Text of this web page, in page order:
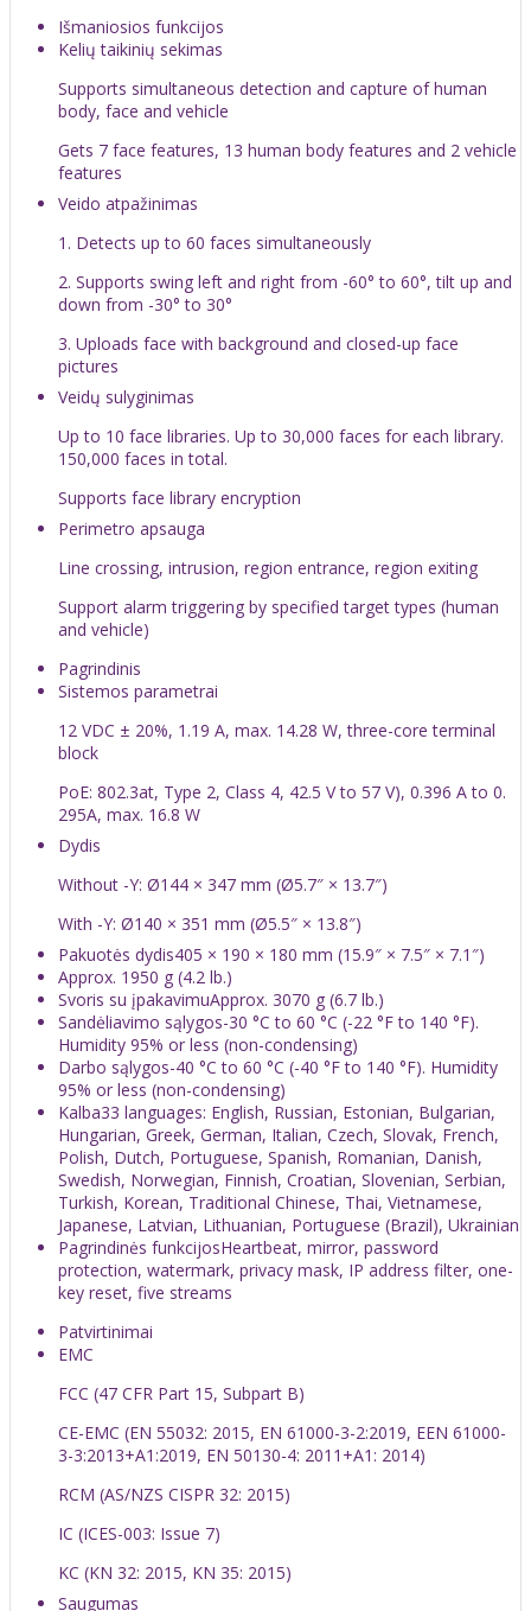
Išmaniosios funkcijos
Kelių taikinių sekimas
Supports simultaneous detection and capture of human
body, face and vehicle
Gets 7 face features, 13 human body features and 2 vehicle
features
Veido atpažinimas
1. Detects up to 60 faces simultaneously
2. Supports swing left and right from -60° to 60°, tilt up and
down from -30° to 30°
3. Uploads face with background and closed-up face
pictures
Veidų sulyginimas
Up to 10 face libraries. Up to 30,000 faces for each library.
150,000 faces in total.
Supports face library encryption
Perimetro apsauga
Line crossing, intrusion, region entrance, region exiting
Support alarm triggering by specified target types (human
and vehicle)
Pagrindinis
Sistemos parametrai
12 VDC ± 20%, 1.19 A, max. 14.28 W, three-core terminal
block
PoE: 802.3at, Type 2, Class 4, 42.5 V to 57 V), 0.396 A to 0.
295A, max. 16.8 W
Dydis
Without -Y: Ø144 × 347 mm (Ø5.7″ × 13.7″)
With -Y: Ø140 × 351 mm (Ø5.5″ × 13.8″)
Pakuotės dydis405 × 190 × 180 mm (15.9″ × 7.5″ × 7.1″)
Approx. 1950 g (4.2 lb.)
Svoris su įpakavimuApprox. 3070 g (6.7 lb.)
Sandėliavimo sąlygos-30 °C to 60 °C (-22 °F to 140 °F).
Humidity 95% or less (non-condensing)
Darbo sąlygos-40 °C to 60 °C (-40 °F to 140 °F). Humidity
95% or less (non-condensing)
Kalba33 languages: English, Russian, Estonian, Bulgarian,
Hungarian, Greek, German, Italian, Czech, Slovak, French,
Polish, Dutch, Portuguese, Spanish, Romanian, Danish,
Swedish, Norwegian, Finnish, Croatian, Slovenian, Serbian,
Turkish, Korean, Traditional Chinese, Thai, Vietnamese,
Japanese, Latvian, Lithuanian, Portuguese (Brazil), Ukrainian
Pagrindinės funkcijosHeartbeat, mirror, password
protection, watermark, privacy mask, IP address filter, one-
key reset, five streams
Patvirtinimai
EMC
FCC (47 CFR Part 15, Subpart B)
CE-EMC (EN 55032: 2015, EN 61000-3-2:2019, EEN 61000-
3-3:2013+A1:2019, EN 50130-4: 2011+A1: 2014)
RCM (AS/NZS CISPR 32: 2015)
IC (ICES-003: Issue 7)
KC (KN 32: 2015, KN 35: 2015)
Saugumas